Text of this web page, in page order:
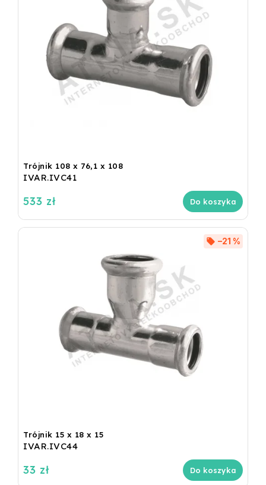
Trójnik 108 x 76,1 x 108
IVAR.IVC41
533 zł Do koszyka
Trójnik 15 x 18 x 15
IVAR.IVC44
–21 %
33 zł Do koszyka